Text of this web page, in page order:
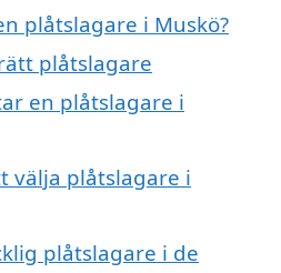
plåtslagare i Muskö?
plåtslagare
en plåtslagare i
välja plåtslagare i
plåtslagare i de